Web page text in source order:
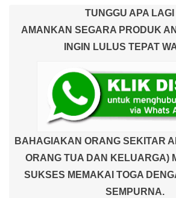
TUNGGU APA LAGI
AMANKAN SEGARA PRODUK
INGIN LULUS TEPAT
BAHAGIAKAN ORANG SEKITAR
ORANG TUA DAN KELUARGA)
SUKSES MEMAKAI TOGA
SEMPURNA.